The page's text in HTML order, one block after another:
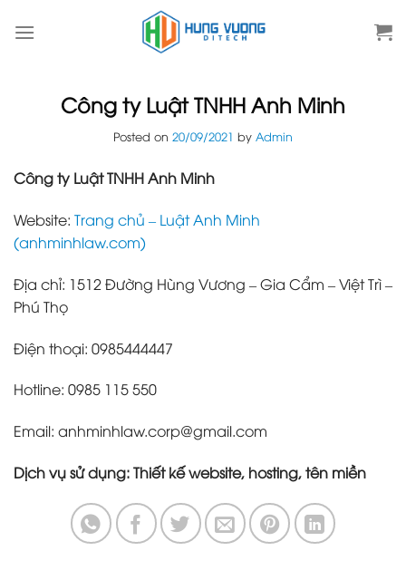
Công ty Luật TNHH Anh Minh
Posted on 20/09/2021 by Admin
Công ty Luật TNHH Anh Minh
Website: Trang chủ – Luật Anh Minh
(anhminhlaw.com)
Địa chỉ: 1512 Đường Hùng Vương – Gia Cẩm – Việt Trì –
Phú Thọ
Điện thoại: 0985444447
Hotline: 0985 115 550
Email: anhminhlaw.corp@gmail.com
Dịch vụ sử dụng: Thiết kế website, hosting, tên miền